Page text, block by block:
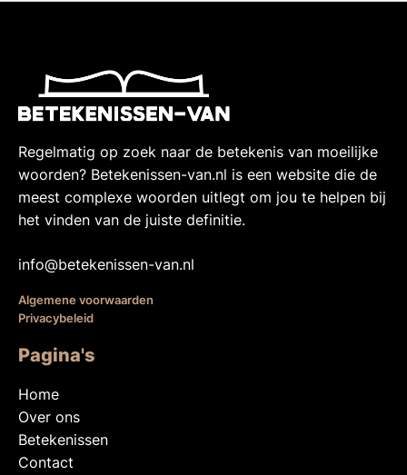
Regelmatig op zoek naar de betekenis van moeilijke
woorden? Betekenissen-van.nl is een website die de
meest complexe woorden uitlegt om jou te helpen bij
het vinden van de juiste definitie.
info@betekenissen-van.nl
Algemene voorwaarden
Privacybeleid
Pagina's
Home
Over ons
Betekenissen
Contact